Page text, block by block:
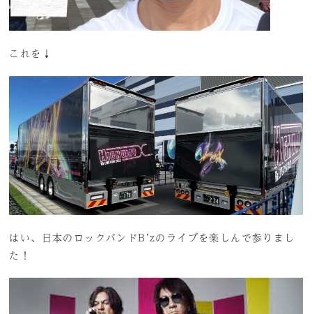
これを↓
はい、日本のロックバンドB’zのライブを楽しんで参りまし
た！